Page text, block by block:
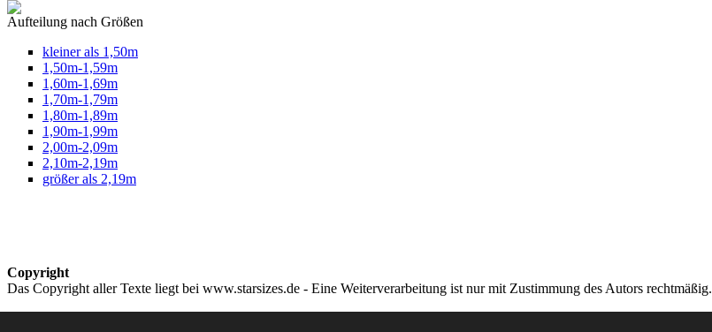
Aufteilung nach Größen
kleiner als 1,50m
1,50m-1,59m
1,60m-1,69m
1,70m-1,79m
1,80m-1,89m
1,90m-1,99m
2,00m-2,09m
2,10m-2,19m
größer als 2,19m
Copyright
Das Copyright aller Texte liegt bei www.starsizes.de - Eine Weiterverarbeitung ist nur mit Zustimmung des Autors rechtmäßig.